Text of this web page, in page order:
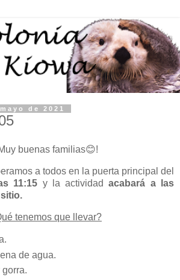
de 2021
buenas familias😊!
a todos en la puerta principal del
11:15 y la actividadacabará a las
tenemos que llevar?
de agua.